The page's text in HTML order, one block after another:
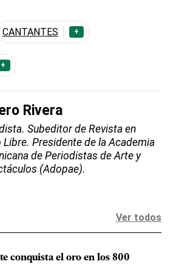
CANTANTES +
+
Rivera
Subeditor de Revista en
Libre. Presidente de la Academia
de Periodistas de Arte y
(Adopae).
Ver todos
conquista el oro en los 800